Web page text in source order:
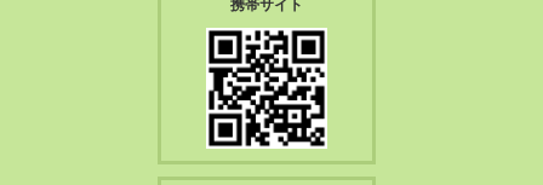
携帯サイト